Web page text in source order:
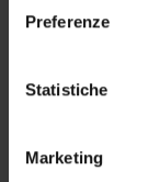
Preferenze
Statistiche
Marketing
ACTIVITIES
PHD